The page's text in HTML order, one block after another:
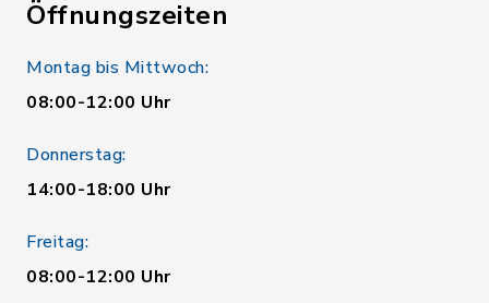
Öffnungszeiten
Montag bis Mittwoch:
08:00-12:00 Uhr
Donnerstag:
14:00-18:00 Uhr
Freitag:
08:00-12:00 Uhr